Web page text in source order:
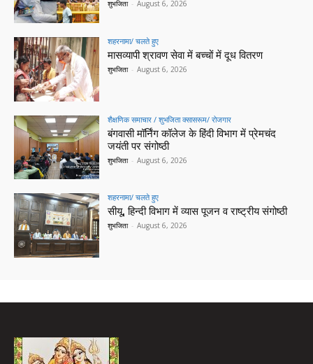
शुभजिता - August 6, 2026
शहरनामा/ चलते हुए
मासव्यापी श्रावण सेवा में बच्चों में दूध वितरण
शुभजिता - August 6, 2026
शैक्षणिक समाचार / शुभजिता क्सासरूम/ रोजगार
बंगवासी मॉर्निंग कॉलेज के हिंदी विभाग में प्रेमचंद
जयंती पर संगोष्ठी
शुभजिता - August 6, 2026
शहरनामा/ चलते हुए
सीयू, हिन्दी विभाग में व्यास पूजन व राष्ट्रीय संगोष्ठी
शुभजिता - August 6, 2026